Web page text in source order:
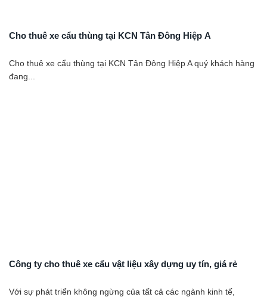
Cho thuê xe cẩu thùng tại KCN Tân Đông Hiệp A
Cho thuê xe cẩu thùng tại KCN Tân Đông Hiệp A quý khách hàng
đang...
Công ty cho thuê xe cẩu vật liệu xây dựng uy tín, giá rẻ
Với sự phát triển không ngừng của tất cả các ngành kinh tế,